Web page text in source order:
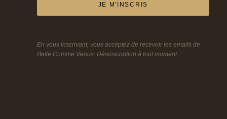
JE M'INSCRIS
En vous inscrivant, vous acceptez de recevoir les emails de
Belle Comme Venus. Désinscription à tout moment.